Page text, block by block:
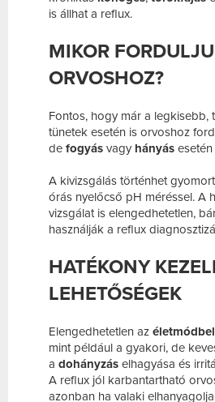
is állhat a reflux.
MIKOR
ORVOSHOZ?
Fontos, hogy már a legkisebb,
tünetek esetén is orvoshoz
de fogyás vagy hányás
A kivizsgálás történhet
órás nyelőcső pH méréssel. A
vizsgálat is elengedhetetlen,
használják a reflux
HATÉKONY
LEHETŐSÉGEK
Elengedhetetlen az
mint például a gyakori, de
a dohányzás elhagyása és
A reflux jól karbantartható
azonban ha valaki